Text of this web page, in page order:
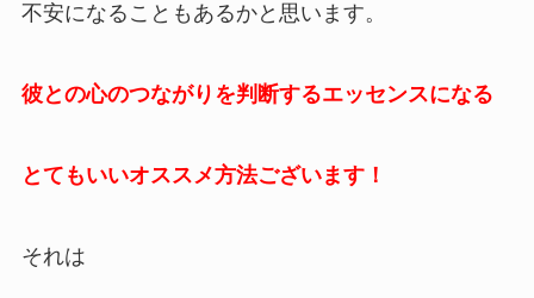
不安になることもあるかと思います。
彼との心のつながりを判断するエッセンスになる
とてもいいオススメ方法ございます！
それは